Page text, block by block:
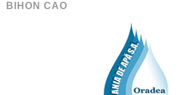
BIHON CAO